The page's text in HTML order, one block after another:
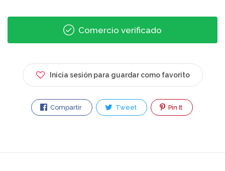
Comercio verificado
Inicia sesión para guardar como favorito
Compartir Tweet Pin It